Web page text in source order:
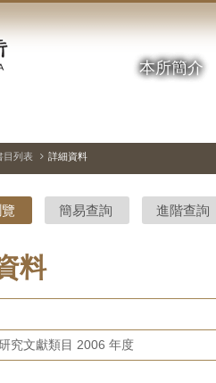
本所簡介
目列表 詳細資料
簡易查詢 進階查詢
料
究文獻類目 2006 年度